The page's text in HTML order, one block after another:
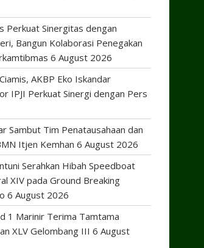
Perkuat Sinergitas dengan
Bangun Kolaborasi Penegakan
6 August 2026
AKBP Eko Iskandar
IPJI Perkuat Sinergi dengan Pers
Sambut Tim Penatausahaan dan
Itjen Kemhan 6 August 2026
Serahkan Hibah Speedboat
XIV pada Ground Breaking
6 August 2026
1 Marinir Terima Tamtama
XLV Gelombang III 6 August